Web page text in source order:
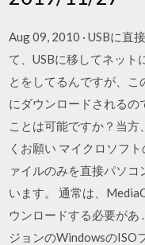
Aug 09, 2010 · USBに直
て、USBに移してネット
とをしてるんですが、
にダウンロードされるの
ことは可能ですか？当方
くお願い マイクロソフ
ァイルのみを直接パソ
います。 通常は、
ウンロードする必要が
ジョンのWindowsのISO